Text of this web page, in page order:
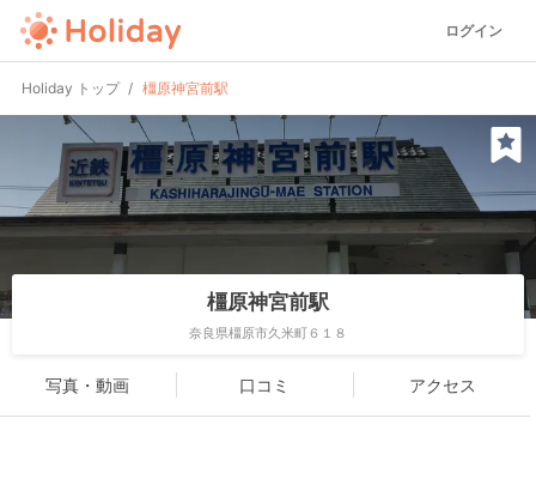
ログイン
Holiday トップ 橿原神宮前駅
橿原神宮前駅
奈良県橿原市久米町６１８
写真・動画 口コミ アクセス